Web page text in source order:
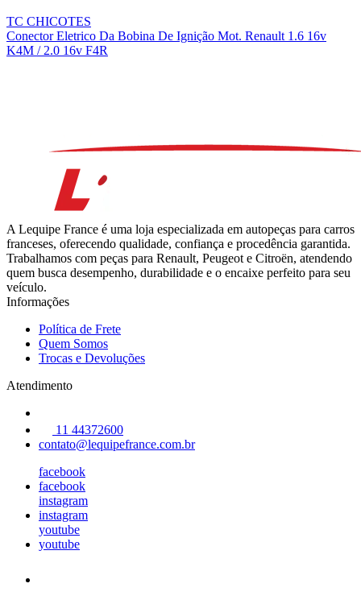
TC CHICOTES
Conector Eletrico Da Bobina De Ignição Mot. Renault 1.6 16v
K4M / 2.0 16v F4R
A Lequipe France é uma loja especializada em autopeças para carros
franceses, oferecendo qualidade, confiança e procedência garantida.
Trabalhamos com peças para Renault, Peugeot e Citroën, atendendo
quem busca desempenho, durabilidade e o encaixe perfeito para seu
veículo.
Informações
Política de Frete
Quem Somos
Trocas e Devoluções
Atendimento
11 44372600
contato@lequipefrance.com.br
facebook
facebook
instagram
instagram
youtube
youtube